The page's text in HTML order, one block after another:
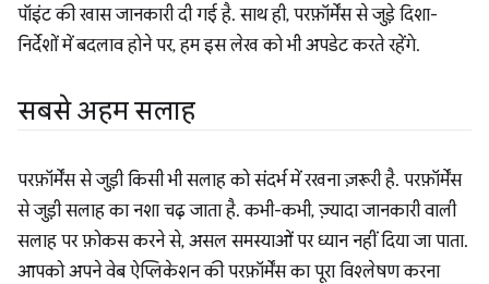
पॉइंट की खास जानकारी दी गई है. साथ ही, परफ़ॉर्मेंस से जुड़े दिशा-
निर्देशों में बदलाव होने पर, हम इस लेख को भी अपडेट करते रहेंगे.
सबसे अहम सलाह
परफ़ॉर्मेंस से जुड़ी किसी भी सलाह को संदर्भ में रखना ज़रूरी है. परफ़ॉर्मेंस
से जुड़ी सलाह का नशा चढ़ जाता है. कभी-कभी, ज़्यादा जानकारी वाली
सलाह पर फ़ोकस करने से, असल समस्याओं पर ध्यान नहीं दिया जा पाता.
आपको अपने वेब ऐप्लिकेशन की परफ़ॉर्मेंस का पूरा विश्लेषण करना